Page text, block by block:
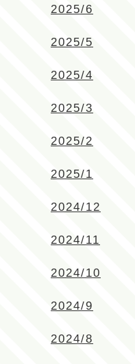
2025/6
2025/5
2025/4
2025/3
2025/2
2025/1
2024/12
2024/11
2024/10
2024/9
2024/8